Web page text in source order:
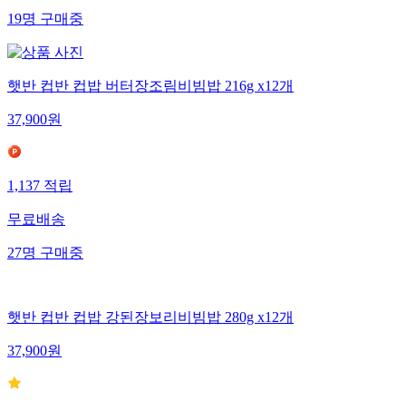
19명구매중
햇반 컵반 컵밥 버터장조림비빔밥 216g x12개
37,900원
1,137적립
무료배송
27명구매중
햇반 컵반 컵밥 강된장보리비빔밥 280g x12개
37,900원